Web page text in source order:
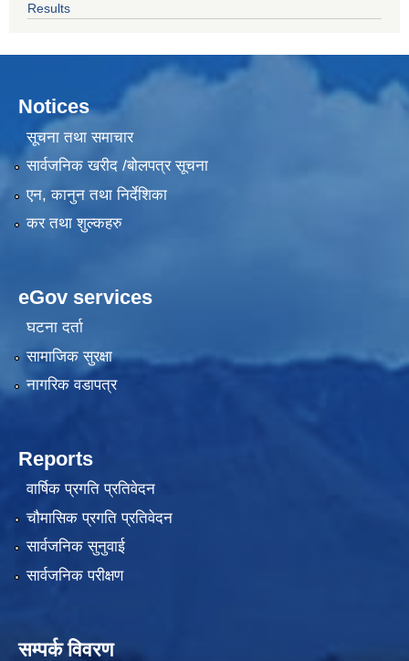
Results
Notices
सूचना तथा समाचार
सार्वजनिक खरीद /बोलपत्र सूचना
एन, कानुन तथा निर्देशिका
कर तथा शुल्कहरु
eGov services
घटना दर्ता
सामाजिक सुरक्षा
नागरिक वडापत्र
Reports
वार्षिक प्रगति प्रतिवेदन
चौमासिक प्रगति प्रतिवेदन
सार्वजनिक सुनुवाई
सार्वजनिक परीक्षण
सम्पर्क विवरण